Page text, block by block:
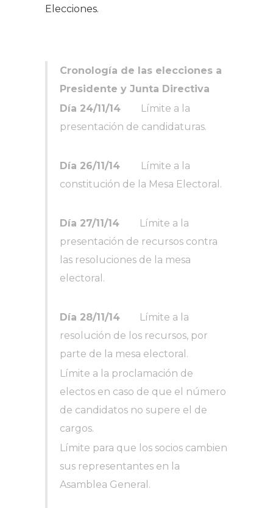
Elecciones.
Cronología de las elecciones a
Presidente y Junta Directiva
Día 24/11/14
Límite a la
presentación de candidaturas.
Día 26/11/14
Límite a la
constitución de la Mesa Electoral.
Día 27/11/14
Límite a la
presentación de recursos contra
las resoluciones de la mesa
electoral.
Día 28/11/14 Límite a la
resolución de los recursos, por
parte de la mesa electoral.
Límite a la proclamación de
electos en caso de que el número
de candidatos no supere el de
cargos.
Límite para que los socios cambien
sus representantes en la
Asamblea General.